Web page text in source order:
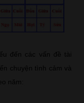
đến các vấn đề tài
chuyện tình cảm và
năm: